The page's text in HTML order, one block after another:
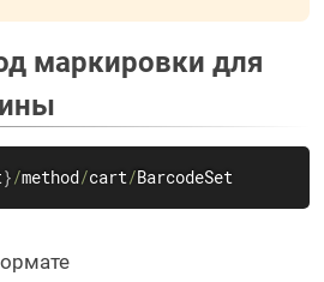
маркировки для
}/method/cart/BarcodeSet